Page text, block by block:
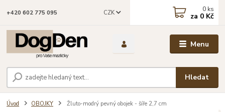
Menu
CZK
Hledat
+420 602 775 095 0 ks
za 0 Kč
Úvod OBOJKY Žluto-modrý pevný obojek - šíře 2,7 cm